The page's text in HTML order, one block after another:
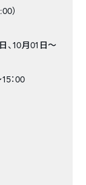
）
、10月01日～
：00